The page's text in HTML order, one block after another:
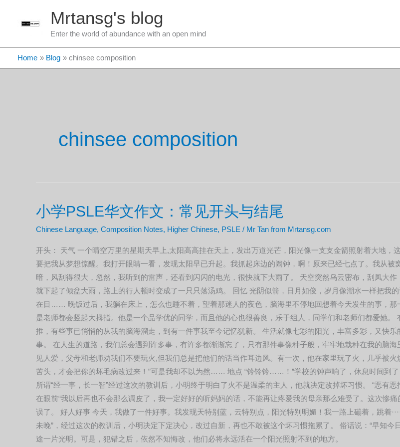
Mrtansg's blog
Enter the world of abundance with an open mind
Home Blog chinsee composition
chinsee composition
小学PSLE华文作文：常见开头与结尾
Chinese Language, Composition Notes, Higher Chinese, PSLE / Mr Tan from Mrtansg.com
开头： 天气 一个晴空万里的星期天早上,太阳高高挂在天上，发出万道光芒，阳光像一支支金箭照射着大地，
要把我从梦想惊醒。我打开眼睛一看，发现太阳早已升起。我抓起床边的闹钟，啊！原来已经七点了。我从
暗，风刮得很大，忽然，我听到的雷声，还看到闪闪的电光，很快就下大雨了。 天空突然乌云密布，刮凤大
就下起了倾盆大雨，路上的行人顿时变成了一只只落汤鸡。 回忆 光阴似箭，日月如俊，岁月像潮水一样把我
在目…… 晚饭过后，我躺在床上，怎么也睡不着，望着那迷人的夜色，脑海里不停地回想着今天发生的事，
是老师都会竖起大拇指。他是一个品学优的同学，而且他的心也很善良，乐于组人，同学们和老师们都爱她
推，有些事已悄悄的从我的脑海溜走，到有一件事我至今记忆犹新。 生活就像七彩的阳光，丰富多彩，又快
事。 在人生的道路，我们总会遇到许多事，有许多都渐渐忘了，只有那件事像种子般，牢牢地栽种在我的脑
见人爱，父母和老师劝我们不要玩火,但我们总是把他们的话当作耳边风。有一次，他在家里玩了火，几乎被火
苦头，才会把你的坏毛病改过来！”可是我却不以为然…… 地点 “铃铃铃……！”学校的钟声响了，休息时间到
所谓“经一事，长一智”经过这次的教训后，小明终于明白了火不是温柔的主人，他就决定改掉坏习惯。 “恶有
在眼前“我以后再也不会那么调皮了，我一定好好的听妈妈的话，不能再让疼爱我的母亲那么难受了。这次惨
误了。 好人好事 今天，我做了一件好事。我发现天特别蓝，云特别点，阳光特别明媚！我一路上磞着，跳着
未晚”，经过这次的教训后，小明决定下定决心，改过自新，再也不敢被这个坏习惯拖累了。 俗话说：“早知
途一片光明。可是，犯错之后，依然不知悔改，他们必将永远活在一个阳光照射不到的地方。